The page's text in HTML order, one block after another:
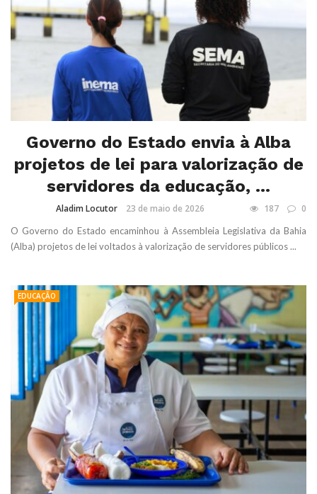
Governo do Estado envia à Alba
projetos de lei para valorização de
servidores da educação, ...
Aladim Locutor 23 de maio de 2026 187 0
O Governo do Estado encaminhou à Assembleia Legislativa da Bahia
(Alba) projetos de lei voltados à valorização de servidores públicos ...
EDUCAÇÃO